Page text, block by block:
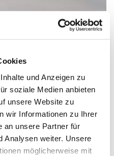
und Anzeigen zu
soziale Medien anbieten
unsere Website zu
wir Informationen zu Ihrer
an unsere Partner für
Analysen weiter. Unsere
möglicherweise mit
2026,